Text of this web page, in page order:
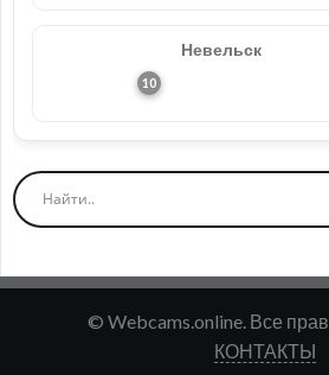
Невельск
© Webcams.online. Все
КОНТАКТЫ